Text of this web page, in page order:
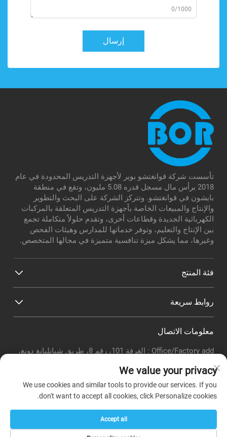
0/1000
إرسال
تأسست شركة قوانغتشو بوير لأجهزة التدريس المحدودة في عام
2018 برأس مال مسجل قدره 5.08 مليون، وتقع في منطقة
بايشون في قوانغتشو. وتتركز الشركة على البحث والتطوير
والإنتاج والمبيعات الخاصة بأجهزة التدريس المتعلقة بالمركبات
الكهربائية الجديدة وقطاعات أخرى، وتقدم حلولاً متكاملة تجمع
بين الإنتاج والتعليم، وتوفر خدماتها للمدارس وهيئات الفحص
وغيرها، مما يشكل ميزة تنافسية متميزة في مجالها المتخصص.
فئة المنتج
روابط سريعة
معلومات الاتصال
Office/Factory add : الغرفة 101، رقم 8، طريق شيانليانغ دونغ،
البريد الإلكتروني: [email protected]
هاتف:+86-18320351294
Whatsapp :+8618320351294
حقوق النشر © شركة قوانغتشو بوير لتعليم الأجهزة المحدودة -
We value your privacy
We use cookies and similar tools to provide our services. If you
don't want to accept all cookies, click Personalize cookies.
Accept all